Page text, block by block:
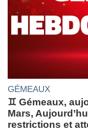
GÉMEAUX
♊ Gémeaux,
Mars,
restrictions et